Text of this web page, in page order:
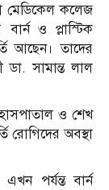
মেডিকেল কলেজ
ও প্লাস্টিক
আছেন। তাদের
ডা. সামান্ত লাল
ও শেখ
রোগিদের অবস্থা
পর্যন্ত বার্ন